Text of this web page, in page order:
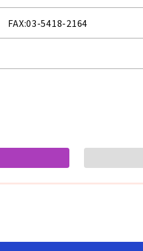
FAX:03-5418-2164